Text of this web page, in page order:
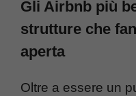
Gli Airbnb più
strutture che
aperta
Oltre a essere un